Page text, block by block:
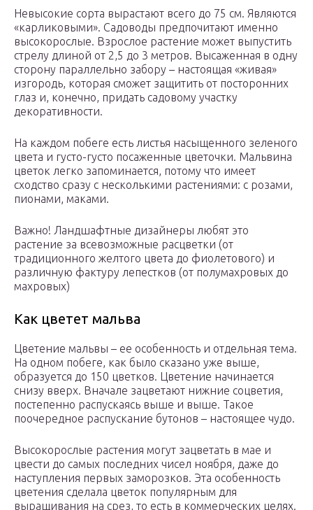
Невысокие сорта вырастают всего до 75 см. Являются
«карликовыми». Садоводы предпочитают именно
высокорослые. Взрослое растение может выпустить
стрелу длиной от 2,5 до 3 метров. Высаженная в одну
сторону параллельно забору – настоящая «живая»
изгородь, которая сможет защитить от посторонних
глаз и, конечно, придать садовому участку
декоративности.
На каждом побеге есть листья насыщенного зеленого
цвета и густо-густо посаженные цветочки. Мальвина
цветок легко запоминается, потому что имеет
сходство сразу с несколькими растениями: с розами,
пионами, маками.
Важно! Ландшафтные дизайнеры любят это
растение за всевозможные расцветки (от
традиционного желтого цвета до фиолетового) и
различную фактуру лепестков (от полумахровых до
махровых)
Как цветет мальва
Цветение мальвы – ее особенность и отдельная тема.
На одном побеге, как было сказано уже выше,
образуется до 150 цветков. Цветение начинается
снизу вверх. Вначале зацветают нижние соцветия,
постепенно распускаясь выше и выше. Такое
поочередное распускание бутонов – настоящее чудо.
Высокорослые растения могут зацветать в мае и
цвести до самых последних чисел ноября, даже до
наступления первых заморозков. Эта особенность
цветения сделала цветок популярным для
выращивания на срез, то есть в коммерческих целях.